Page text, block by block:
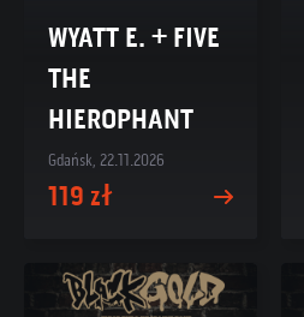
WYATT E. + FIVE
THE
HIEROPHANT
Gdańsk, 22.11.2026
119 zł